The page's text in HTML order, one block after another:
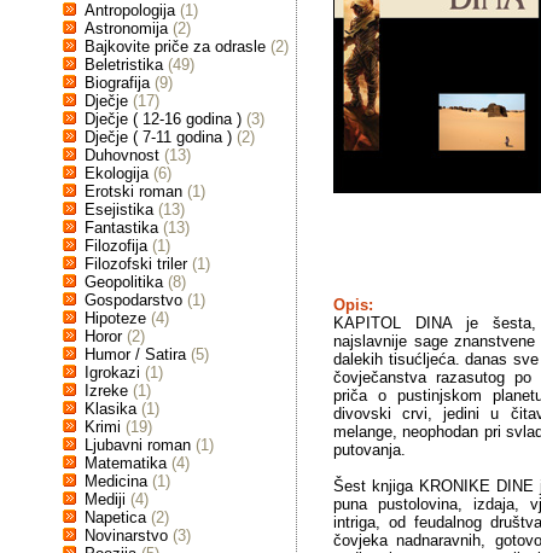
Antropologija (1)
Astronomija (2)
Bajkovite priče za odrasle (2)
Beletristika (49)
Biografija (9)
Dječje (17)
Dječje ( 12-16 godina ) (3)
Dječje ( 7-11 godina ) (2)
Duhovnost (13)
Ekologija (6)
Erotski roman (1)
Esejistika (13)
Fantastika (13)
Filozofija (1)
Filozofski triler (1)
Geopolitika (8)
Gospodarstvo (1)
Hipoteze (4)
Horor (2)
Humor / Satira (5)
Igrokazi (1)
Izreke (1)
Klasika (1)
Krimi (19)
Ljubavni roman (1)
Matematika (4)
Medicina (1)
Mediji (4)
Napetica (2)
Novinarstvo (3)
Opis:
KAPITOL DINA je
najslavnije sage
dalekih tisućljeća. danas
čovječanstva razasutog
priča o pustinjskom
divovski crvi, jedini u
melange, neophodan pri
putovanja.
Šest knjiga KRONIKE
puna pustolovina, izdaja,
intriga, od feudalnog
čovjeka nadnaravnih,